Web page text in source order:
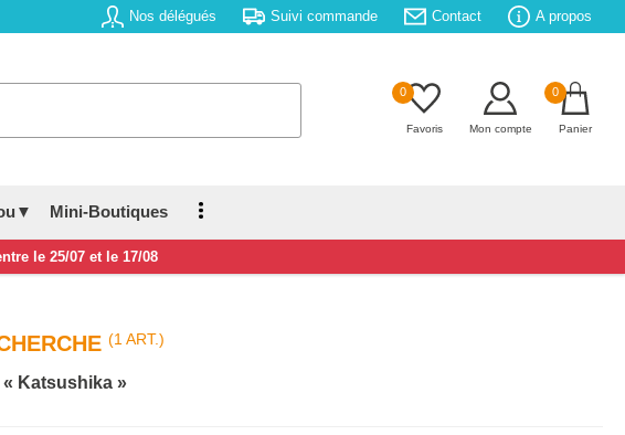
Nos délégués Suivi commande Contact A propos
0
Favoris Mon compte
0
Panier
Mini-Boutiques
le 25/07 et le 17/08
(1 ART.)
Katsushika